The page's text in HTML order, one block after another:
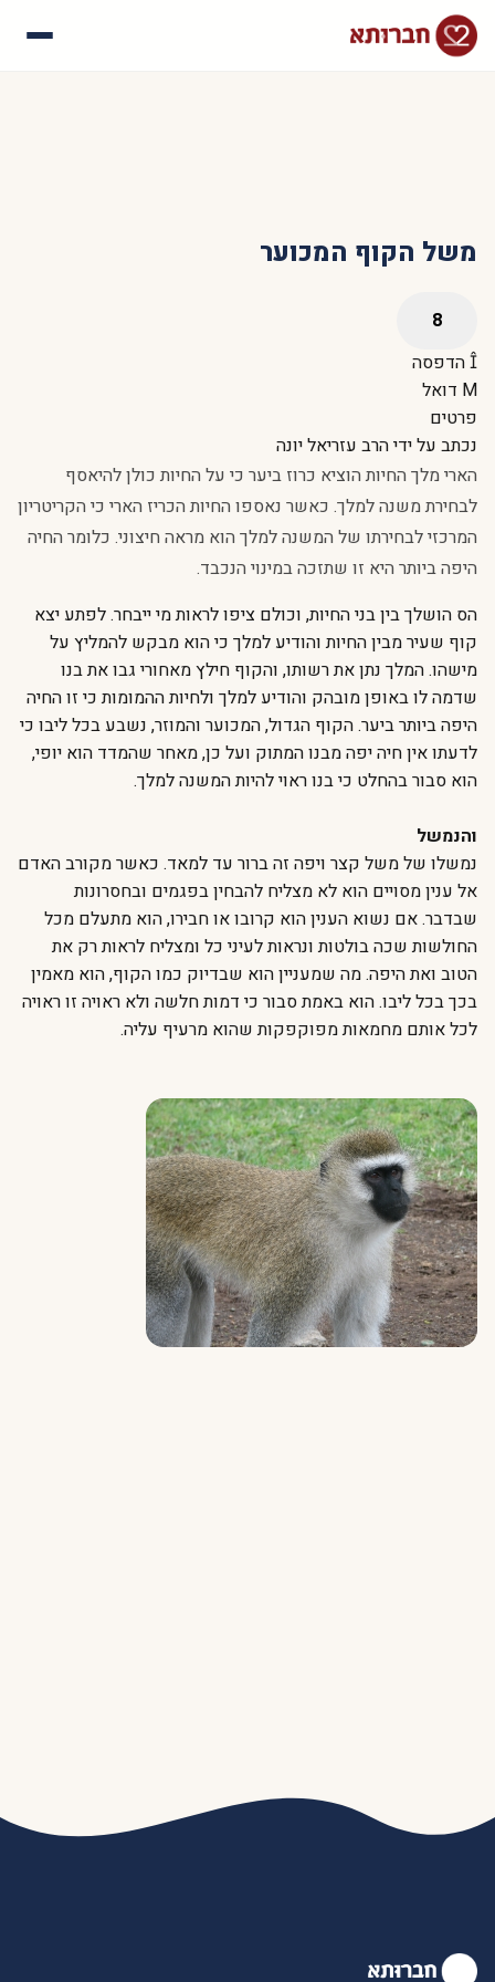
משל הקוף המכוער
הדפסה
דואל
פרטים
נכתב על ידיהרב עזריאל יונה
הארי מלך החיות הוציא כרוז ביער כי על החיות כולן להיאסף
לבחירת משנה למלך. כאשר נאספו החיות הכריז הארי כי הקריטריון
המרכזי לבחירתו של המשנה למלך הוא מראה חיצוני. כלומר החיה
היפה ביותר היא זו שתזכה במינוי הנכבד.
הס הושלך בין בני החיות, וכולם ציפו לראות מי ייבחר. לפתע יצא
קוף שעיר מבין החיות והודיע למלך כי הוא מבקש להמליץ על
מישהו. המלך נתן את רשותו, והקוף חילץ מאחורי גבו את בנו
שדמה לו באופן מובהק והודיע למלך ולחיות ההמומות כי זו החיה
היפה ביותר ביער. הקוף הגדול, המכוער והמוזר, נשבע בכל ליבו כי
לדעתו אין חיה יפה מבנו המתוק ועל כן, מאחר שהמדד הוא יופי,
הוא סבור בהחלט כי בנו ראוי להיות המשנה למלך.
והנמשל
נמשלו של משל קצר ויפה זה ברור עד למאד. כאשר מקורב האדם
אל ענין מסויים הוא לא מצליח להבחין בפגמים ובחסרונות
שבדבר. אם נשוא הענין הוא קרובו או חבירו, הוא מתעלם מכל
החולשות שכה בולטות ונראות לעיני כל ומצליח לראות רק את
הטוב ואת היפה. מה שמעניין הוא שבדיוק כמו הקוף, הוא מאמין
בכך בכל ליבו. הוא באמת סבור כי דמות חלשה ולא ראויה זו ראויה
לכל אותם מחמאות מפוקפקות שהוא מרעיף עליה.